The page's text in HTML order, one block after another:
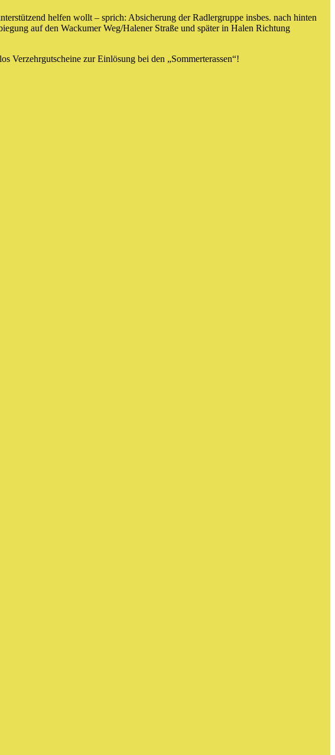
helfen wollt – sprich: Absicherung der Radlergruppe insbes. nach hinten
auf den Wackumer Weg/Halener Straße und später in Halen Richtung
Verzehrgutscheine zur Einlösung bei den „Sommerterassen“!